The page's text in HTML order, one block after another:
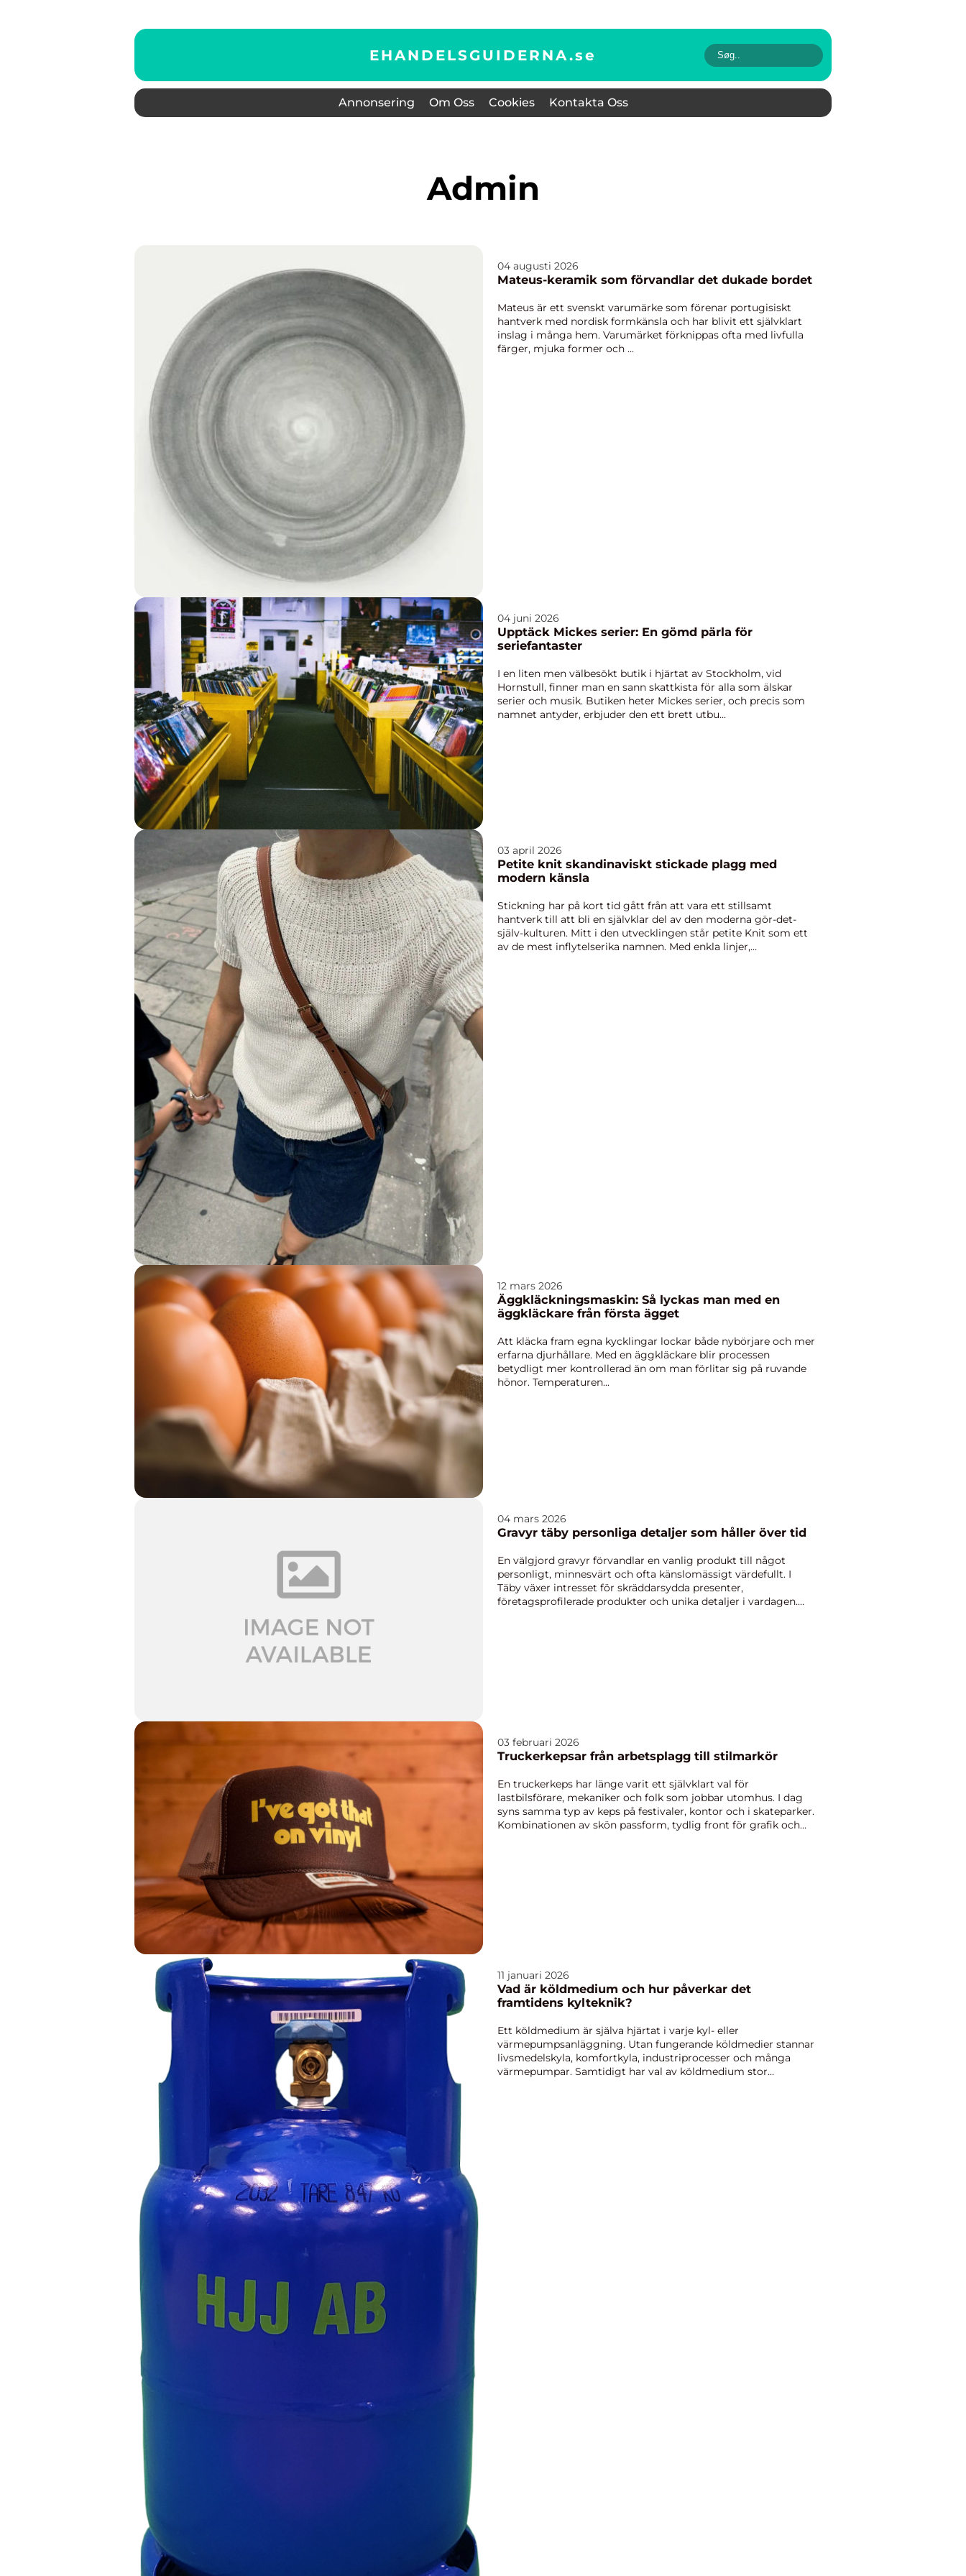
EHANDELSGUIDERNA.se
Annonsering Om Oss Cookies Kontakta Oss
admin
04 augusti 2026
Mateus-keramik som förvandlar det dukade bordet
Mateus är ett svenskt varumärke som förenar portugisiskt
hantverk med nordisk formkänsla och har blivit ett självklart
inslag i många hem. Varumärket förknippas ofta med livfulla
färger, mjuka former och ...
04 juni 2026
Upptäck Mickes serier: En gömd pärla för
seriefantaster
I en liten men välbesökt butik i hjärtat av Stockholm, vid
Hornstull, finner man en sann skattkista för alla som älskar
serier och musik. Butiken heter Mickes serier, och precis som
namnet antyder, erbjuder den ett brett utbu...
03 april 2026
Petite knit skandinaviskt stickade plagg med
modern känsla
Stickning har på kort tid gått från att vara ett stillsamt
hantverk till att bli en självklar del av den moderna gör-det-
själv-kulturen. Mitt i den utvecklingen står petite Knit som ett
av de mest inflytelserika namnen. Med enkla linjer,
12 mars 2026
Äggkläckningsmaskin: Så lyckas man med en
äggkläckare från första ägget
Att kläcka fram egna kycklingar lockar både nybörjare och mer
erfarna djurhållare. Med en äggkläckare blir processen
betydligt mer kontrollerad än om man förlitar sig på ruvande
hönor. Temperaturen...
04 mars 2026
Gravyr täby personliga detaljer som håller över tid
En välgjord gravyr förvandlar en vanlig produkt till något
personligt, minnesvärt och ofta känslomässigt värdefullt. I
Täby växer intresset för skräddarsydda presenter,
företagsprofilerade produkter och unika detaljer i vardagen.
03 februari 2026
Truckerkepsar från arbetsplagg till stilmarkör
En truckerkeps har länge varit ett självklart val för
lastbilsförare, mekaniker och folk som jobbar utomhus. I dag
syns samma typ av keps på festivaler, kontor och i skateparker.
Kombinationen av skön passform, tydlig front för grafik och
11 januari 2026
Vad är köldmedium och hur påverkar det
framtidens kylteknik?
Ett köldmedium är själva hjärtat i varje kyl- eller
värmepumpsanläggning. Utan fungerande köldmedier stannar
livsmedelskyla, komfortkyla, industriprocesser och många
värmepumpar. Samtidigt har val av köldmedium stor